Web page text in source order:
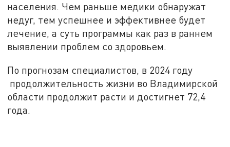
населения. Чем раньше медики обнаружат
недуг, тем успешнее и эффективнее будет
лечение, а суть программы как раз в раннем
выявлении проблем со здоровьем.
По прогнозам специалистов, в 2024 году
продолжительность жизни во Владимирской
области продолжит расти и достигнет 72,4
года.